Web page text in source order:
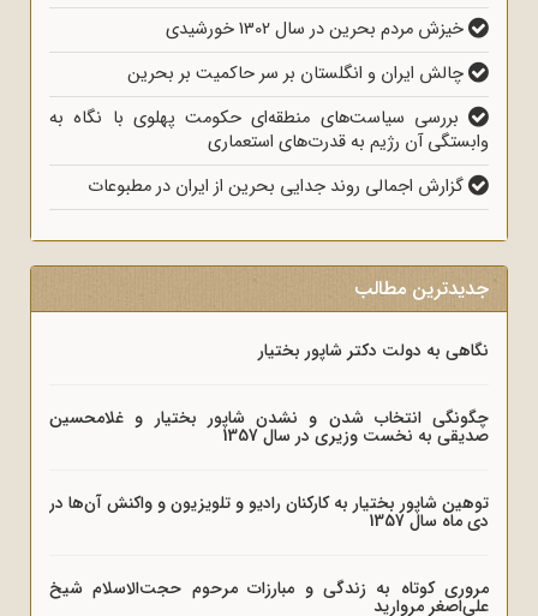
خیزش مردم بحرین در سال 1302 خورشیدی
چالش ایران و انگلستان بر سر حاکمیت بر بحرین
بررسی سیاست‌های منطقه‌ای حکومت پهلوی با نگاه به
وابستگی آن رژیم به قدرت‌های استعماری
گزارش اجمالی روند جدایی بحرین از ایران در مطبوعات
جدیدترین مطالب
نگاهی به دولت دکتر شاپور بختیار
چگونگی انتخاب شدن و نشدن شاپور بختیار و غلامحسین
صدیقی به نخست وزیری در سال 1357
توهین شاپور بختیار به کارکنان رادیو و تلویزیون و واکنش آن‌ها در
دی ماه سال 1357
مروری کوتاه به زندگی و مبارزات مرحوم حجت‌الاسلام شیخ
علی‌اصغر مروارید